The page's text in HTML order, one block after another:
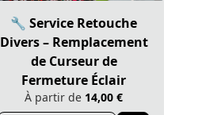
🔧 Service Retouche
Divers – Remplacement
de Curseur de
Fermeture Éclair
À partir de 14,00 €